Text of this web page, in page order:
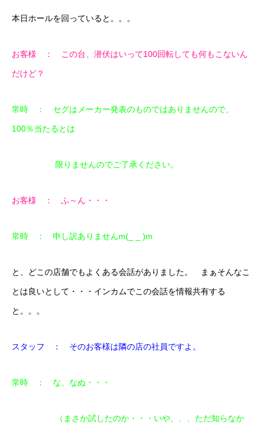
本日ホールを回っていると。。。
お客様 ： この台、潜伏はいって100回転しても何もこないん
だけど？
常時 ： セグはメーカー発表のものではありませんので、
100％当たるとは
限りませんのでご了承ください。
お客様 ： ふ～ん・・・
常時 ： 申し訳ありませんm(_ _ )m
と、どこの店舗でもよくある会話がありました。 まぁそんなこ
とは良いとして・・・インカムでこの会話を情報共有する
と。。。
スタッフ ： そのお客様は隣の店の社員ですよ。
常時 ： な、なぬ・・・
（まさか試したのか・・・いや、、、ただ知らなか